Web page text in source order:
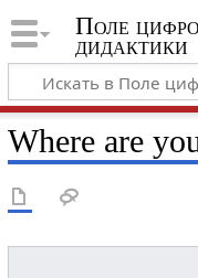
Поле
дидактики
Where are